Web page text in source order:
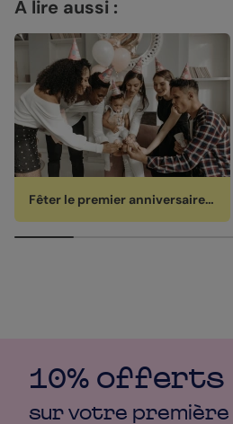
À lire aussi :
Fêter le premier anniversaire de bébé : comment s'y prendre ?
10% offerts
sur votre première